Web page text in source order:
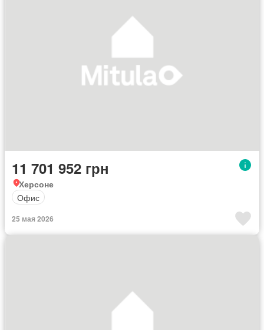
11 701 952 грн
Херсоне
Офис
25 мая 2026